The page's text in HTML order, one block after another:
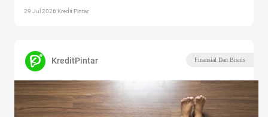
29 Jul 2026 Kredit Pintar.
KreditPintar Finansial Dan Bisnis